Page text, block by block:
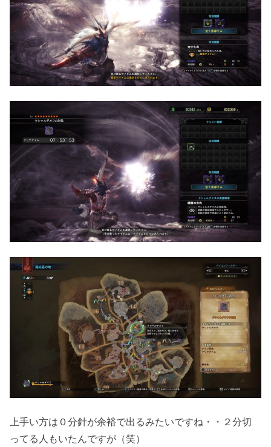
上手い方は０分針が余裕で出るみたいですね・・２分切
ってる人もいたんですが（笑）